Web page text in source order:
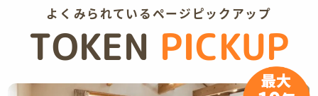
よくみられているページピックアップ
TOKEN PICKUP